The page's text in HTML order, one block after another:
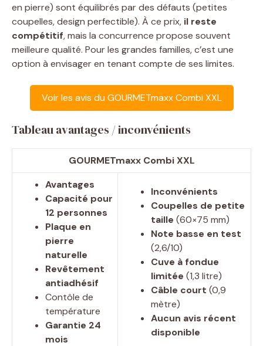
en pierre) sont équilibrés par des défauts (petites
coupelles, design perfectible). À ce prix, il reste
compétitif, mais la concurrence propose souvent
meilleure qualité. Pour les grandes familles, c’est une
option à envisager en tenant compte de ses limites.
Voir les avis du GOURMETmaxx Combi XXL
Tableau avantages / inconvénients
GOURMETmaxx Combi XXL
Avantages
Capacité pour
12 personnes
Plaque en
pierre
naturelle
Revêtement
antiadhésif
Contôle de
température
Garantie 24
mois
Inconvénients
Coupelles de petite
taille (60×75 mm)
Note basse en test
(2,6/10)
Cuve à fondue
limitée (1,3 litre)
Câble court (0,9
mètre)
Aucun avis récent
disponible